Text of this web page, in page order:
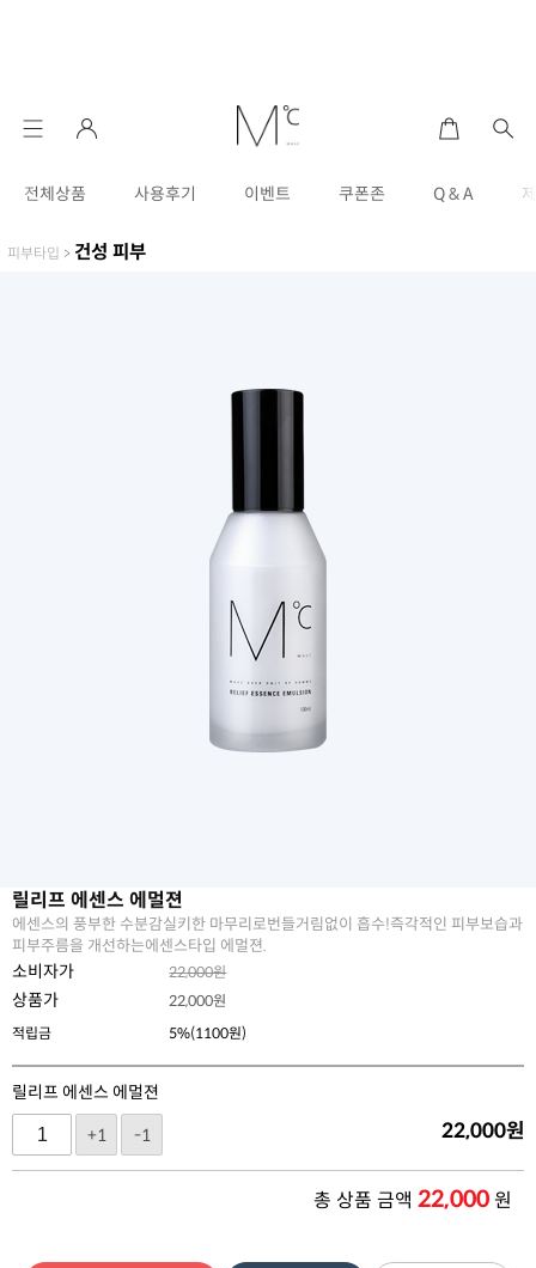
전체상품 사용후기 이벤트 쿠폰존 Q & A
피부타입 > 건성 피부
릴리프 에센스 에멀젼
에센스의 풍부한 수분감실키한 마무리로번들거림없이 흡수!즉각적인 피부보습과
피부주름을 개선하는에센스타입 에멀젼.
소비자가 22,000원
상품가 22,000원
적립금
5%(1100원)
릴리프 에센스 에멀젼
+1
-1 22,000원
총 상품 금액 22,000원